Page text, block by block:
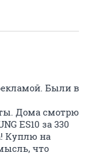
Были в
Дома смотрю
ES10 за 330
Куплю на
что